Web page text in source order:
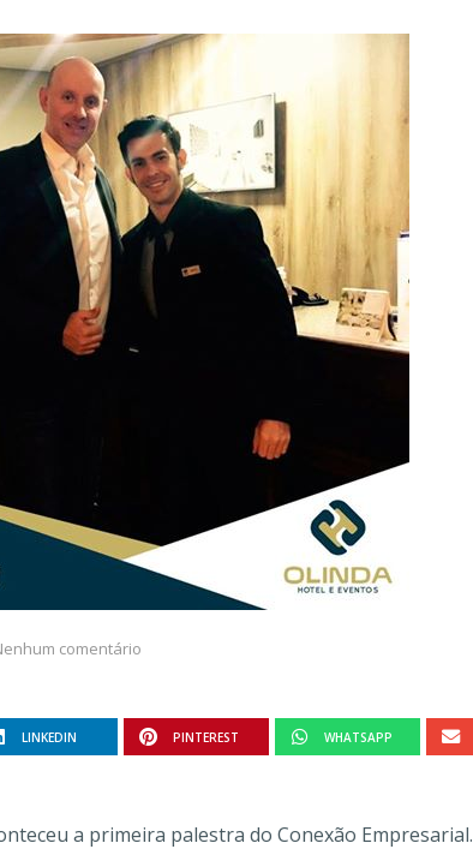
comentário
LINKEDIN PINTEREST WHATSAPP
a primeira palestra do Conexão Empresarial.